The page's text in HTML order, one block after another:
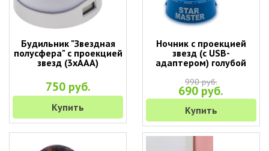
Будильник "Звездная
полусфера" с проекцией
звезд (3хААА)
750 руб.
Купить
Ночник с проекцией
звезд (с USB-
адаптером) голубой
990 руб.
690 руб.
Купить